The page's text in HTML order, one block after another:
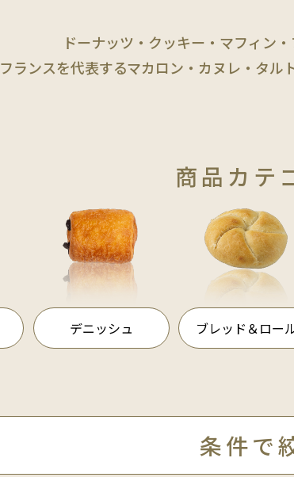
ドーナッツ・クッキー・マフィン
フランスを代表するマカロン・カヌレ・タル
商品カテ
デニッシュ ブレッド＆ロー
条件で